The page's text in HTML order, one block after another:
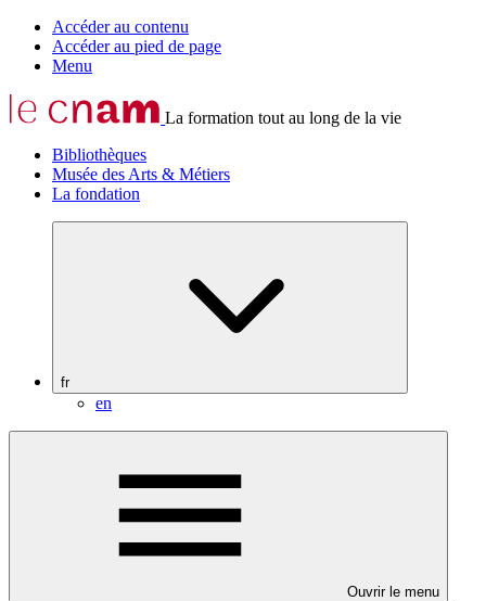
Accéder au contenu
Accéder au pied de page
Menu
La formation tout au long de la vie
Bibliothèques
Musée des Arts & Métiers
La fondation
fr
en
Ouvrir le menu